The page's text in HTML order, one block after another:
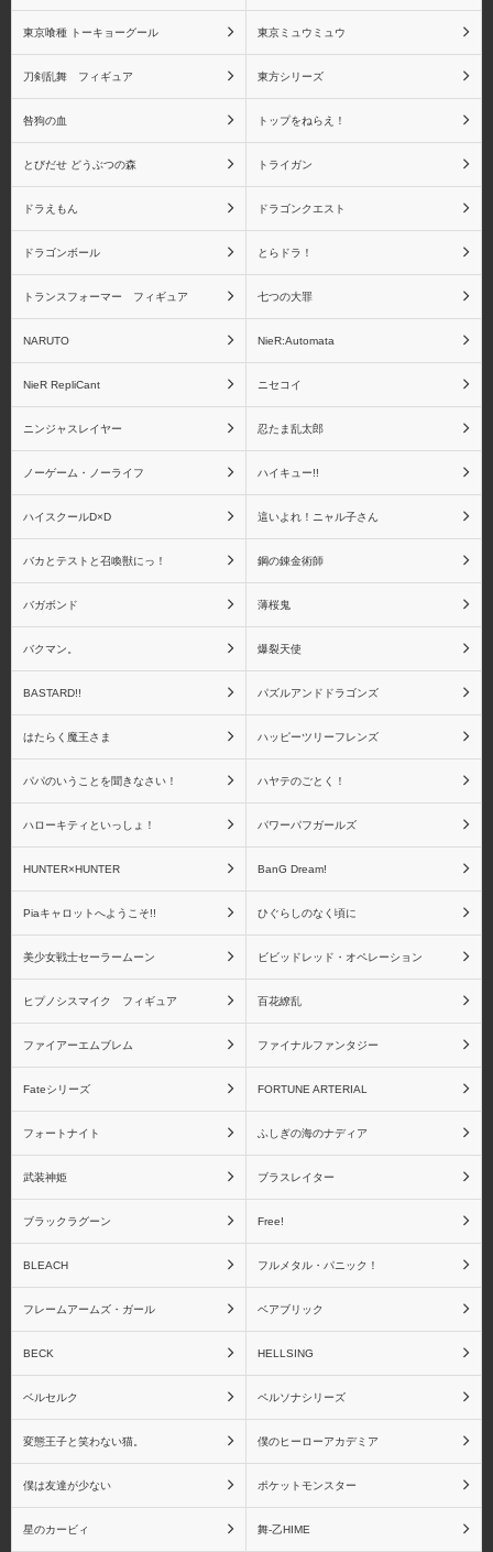
ートアンダーブレード
物語シリーズ その他キ
ャラクター
NieR RepliCant Fateシリーズ
fate/stay night
Fate/Grand Order Fate その他シリーズ
Fate リアルアクション
ヒーローズシリーズ
Fate ねんどろいどシリ
ーズ
Fateシリーズ(一番くじ)
青島文化教材社 アイズプロジェクト
アクアマリン アトリエ彩
アニプレックス
アルファオメガ アルファマックス
東京喰種 トーキョーグール 東京ミュウミュウ
刀剣乱舞 フィギュア 東方シリーズ
咎狗の血 トップをねらえ！
とびだせ どうぶつの森 トライガン
ドラえもん ドラゴンクエスト
ドラゴンボール とらドラ！
トランスフォーマー フィギュア 七つの大罪
NARUTO NieR:Automata
NieR RepliCant ニセコイ
ニンジャスレイヤー 忍たま乱太郎
ノーゲーム・ノーライフ ハイキュー!!
ハイスクールD×D 這いよれ！ニャル子さん
バカとテストと召喚獣にっ！ 鋼の錬金術師
バガボンド 薄桜鬼
バクマン。 爆裂天使
BASTARD!! パズルアンドドラゴンズ
はたらく魔王さま ハッピーツリーフレンズ
パパのいうことを聞きなさい！ ハヤテのごとく！
ハローキティといっしょ！ パワーパフガールズ
HUNTER×HUNTER BanG Dream!
Piaキャロットへようこそ!! ひぐらしのなく頃に
美少女戦士セーラームーン ビビッドレッド・オペレーション
ヒプノシスマイク フィギュア 百花繚乱
ファイアーエムブレム ファイナルファンタジー
Fateシリーズ FORTUNE ARTERIAL
フォートナイト ふしぎの海のナディア
武装神姫 ブラスレイター
ブラックラグーン Free!
BLEACH フルメタル・パニック！
フレームアームズ・ガール ベアブリック
BECK HELLSING
ベルセルク ペルソナシリーズ
変態王子と笑わない猫。 僕のヒーローアカデミア
僕は友達が少ない ポケットモンスター
星のカービィ 舞-乙HIME